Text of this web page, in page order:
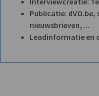
Publicatie:
nieuwsbrieven, ...
Leadinformatie en